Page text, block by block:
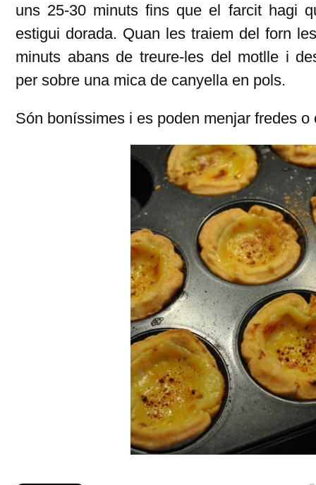
uns 25-30 minuts fins que el farcit hagi
estigui dorada. Quan les traiem del forn
minuts abans de treure-les del motlle i
per sobre una mica de canyella en pols.
Són boníssimes i es poden menjar fredes o